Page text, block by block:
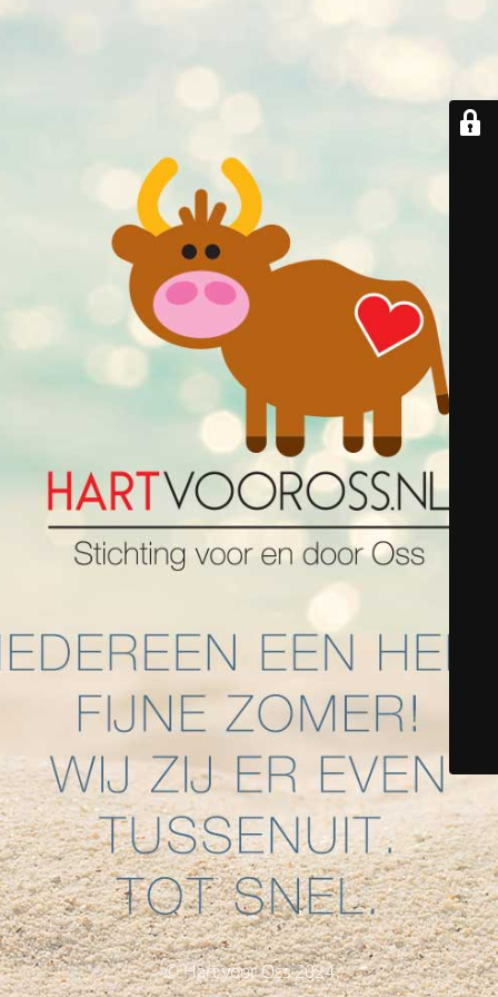
© Hart voor Oss 2024